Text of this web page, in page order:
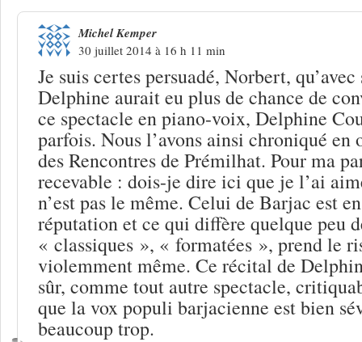
Michel Kemper
30 juillet 2014 à 16 h 11 min
Je suis certes persuadé, Norbert,
Delphine aurait eu plus de chance de
ce spectacle en piano-voix, Delphine
parfois. Nous l’avons ainsi chroniqué en
des Rencontres de Prémilhat. Pour ma
recevable : dois-je dire ici que je l’ai
n’est pas le même. Celui de Barjac est
réputation et ce qui diffère quelque peu
« classiques », « formatées », prend le
violemment même. Ce récital de
sûr, comme tout autre spectacle,
que la vox populi barjacienne est bien
beaucoup trop.